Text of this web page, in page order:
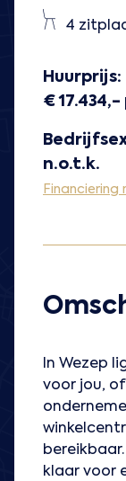
4
Huurprijs:
€
n.o.t.k.
Financiering
In Wezep
voor jou,
klaar voor